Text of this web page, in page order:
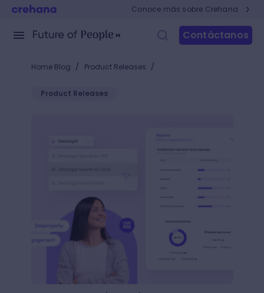
Conoce más sobre Crehana
Contáctanos
Home Blog / Product Releases /
Product Releases